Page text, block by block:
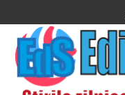
to
content